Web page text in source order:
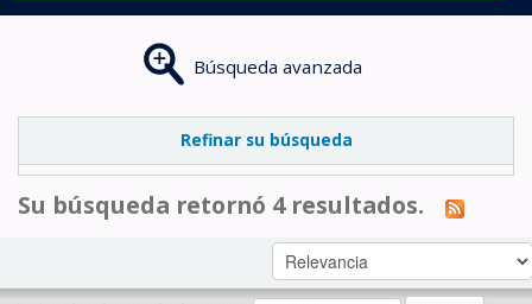
Búsqueda avanzada
Refinar su búsqueda
Su búsqueda retornó 4 resultados.